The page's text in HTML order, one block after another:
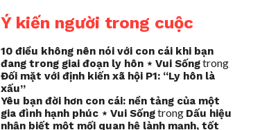
Ý kiến người trong cuộc
10 điều không nên nói với con cái khi bạn
đang trong giai đoạn ly hôn ⋆ Vui Sốngtrong
Đối mặt với định kiến xã hội P1: “Ly hôn là
xấu”
Yêu bạn đời hơn con cái: nền tảng của một
gia đình hạnh phúc ⋆ Vui Sốngtrong Dấu hiệu
nhận biết một mối quan hệ lành mạnh, tốt